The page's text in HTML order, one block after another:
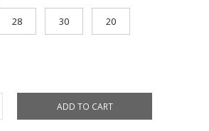
28 30 20
ADD TO CART